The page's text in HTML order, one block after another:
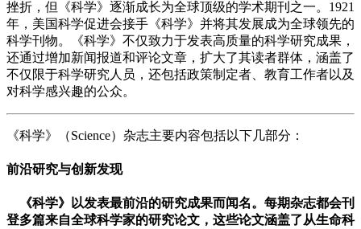
挫折，但《科学》逐渐成长为全球顶级的学术期刊之一。1921
年，美国科学促进会接手《科学》并将其发展成为全球领先的
科学刊物。《科学》不仅致力于发表高质量的科学研究成果，
还通过增加新闻报道和评论文章，扩大了其读者群体，涵盖了
不仅限于科学研究人员，还包括政策制定者、教育工作者以及
对科学感兴趣的公众。
《科学》（Science）杂志主要内容包括以下几部分：
前沿研究与创新发现
《科学》以发表最前沿的研究成果而闻名。每期杂志都会刊
登多篇来自全球科学家的研究论文，这些论文涵盖了从生命科